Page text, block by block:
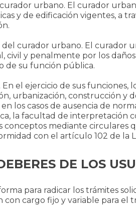
urbano. El curador
y de edificación vigentes, a
curador urbano. El curador
civil y penalmente por los
de su función pública.
el ejercicio de sus funciones,
urbanización, construcción y
los casos de ausencia de
la facultad de interpretación
conceptos mediante
con el artículo 102 de la
DE LOS
para radicar los trámites
con cargo fijo y variable para